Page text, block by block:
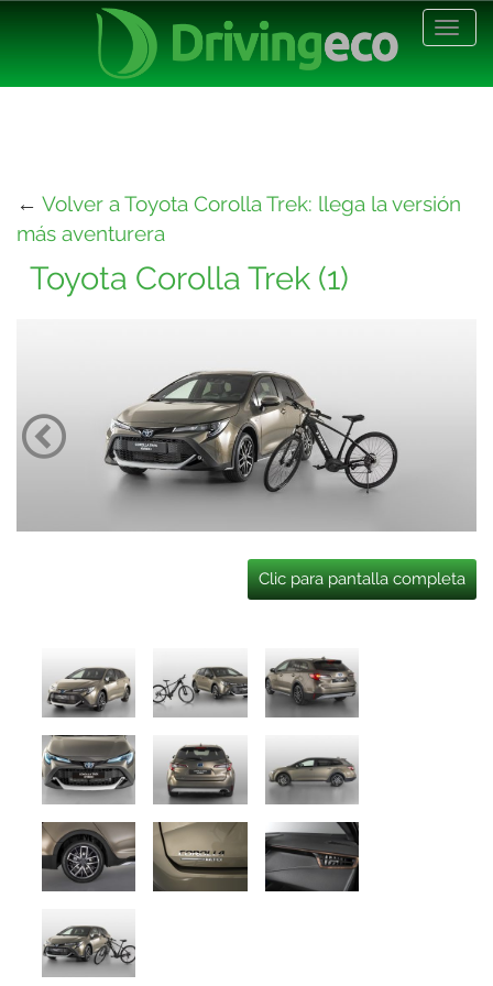
← Volver a Toyota Corolla Trek: llega la versión
más aventurera
Toyota Corolla Trek (1)
Clic para pantalla completa